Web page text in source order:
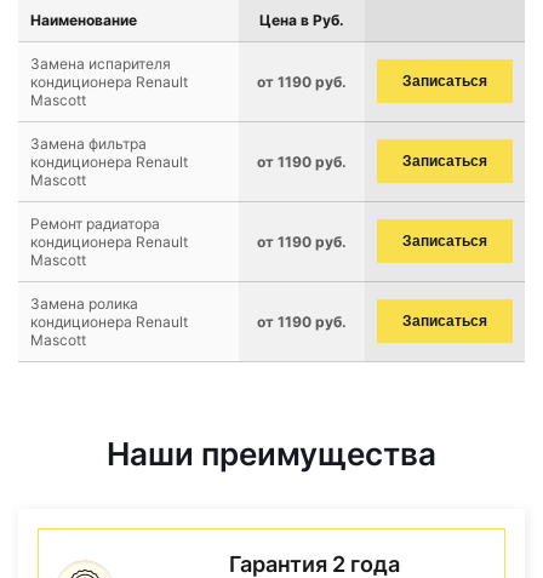
Наименование Цена в Руб.
Замена испарителя
кондиционера Renault
Mascott
от 1190 руб. Записаться
Замена фильтра
кондиционера Renault
Mascott
от 1190 руб. Записаться
Ремонт радиатора
кондиционера Renault
Mascott
от 1190 руб. Записаться
Замена ролика
кондиционера Renault
Mascott
от 1190 руб. Записаться
Наши преимущества
Гарантия 2 года